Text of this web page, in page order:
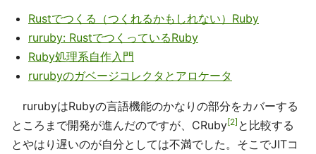
Rustでつくる（つくれるかもしれない）Ruby
ruruby: RustでつくっているRuby
Ruby処理系自作入門
rurubyのガベージコレクタとアロケータ
rurubyはRubyの言語機能のかなりの部分をカバーする
ところまで開発が進んだのですが、CRuby 2 と比較する
とやはり遅いのが自分としては不満でした。そこでJITコ